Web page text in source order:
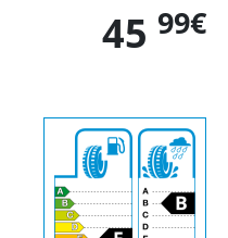
45 99€